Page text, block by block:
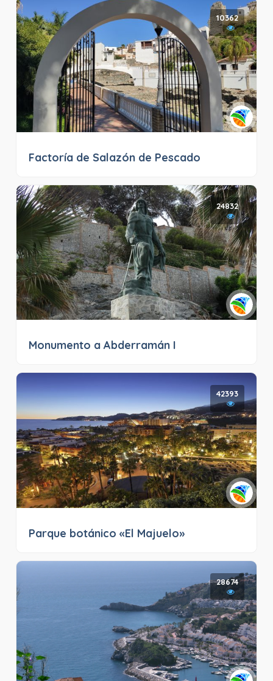
10362
Factoría de Salazón de Pescado
24832
Monumento a Abderramán I
42393
Parque botánico «El Majuelo»
28674